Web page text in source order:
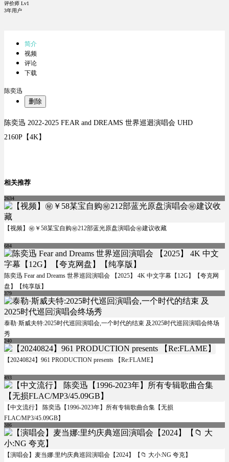
评价师 Lv1
3年用户
简介
视频
评论
下载
陈奕迅
删除
陈奕迅 2022-2025 FEAR and DREAMS 世界巡迴演唱会 UHD
2160P【4K】
相关推荐
2634
【视频】㊙️￥58某宝自购㊙️212部蓝光原盘演唱会㊙️建议收藏
684
陈奕迅 Fear and Dreams 世界巡回演唱会 【2025】 4K 中文字幕【12G】【夸克网
盘】【纯享版】
379
泰勒·斯威夫特:2025时代巡回演唱会,一个时代的结束 及2025时代巡回演唱会终场
秀
240
【20240824】961 PRODUCTION presents 【Re:FLAME】
493
【中文流行】 陈奕迅【1996-2023年】所有专辑歌曲合集【无损
FLAC/MP3/45.09GB】
386
【演唱会】麦当娜:里约庆典巡回演唱会【2024】【📁 大小:NG 夸克】